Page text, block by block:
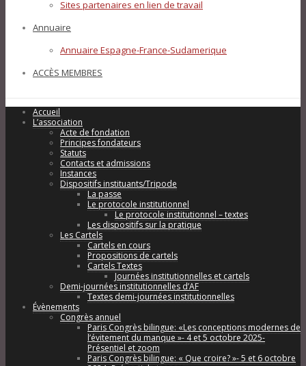
Sites partenaires en lien de travail
Annuaire
Annuaire Espagne-France-Sudamerique
ACCÈS MEMBRES
Accueil
L’association
Acte de fondation
Principes fondateurs
Statuts
Contacts et admissions
Instances
Dispositifs instituants/Tripode
La passe
Le protocole institutionnel
Le protocole institutionnel – textes
Les dispositifs sur la pratique
Les Cartels
Cartels en cours
Propositions de cartels
Cartels Textes
Journées institutionnelles et cartels
Demi-journées institutionnelles d’AF
Textes demi-journées institutionnelles
Évènements
Congrès annuel
Paris Congrès bilingue: «Les conceptions modernes de
l’évitement du manque »- 4 et 5 octobre 2025-
Présentiel et zoom
Paris Congrès bilingue: « Que croire? »- 5 et 6 octobre